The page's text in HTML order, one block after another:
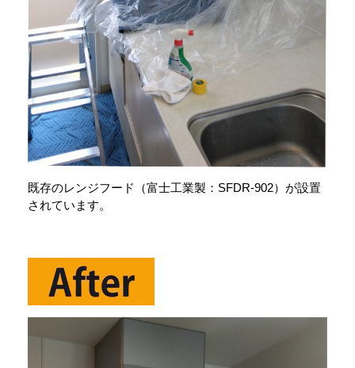
既存のレンジフード（富士工業製：SFDR-902）が設置
されています。